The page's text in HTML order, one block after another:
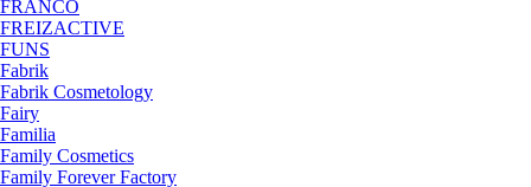
FRANCO
FREIZACTIVE
FUNS
Fabrik
Fabrik Cosmetology
Fairy
Familia
Family Cosmetics
Family Forever Factory